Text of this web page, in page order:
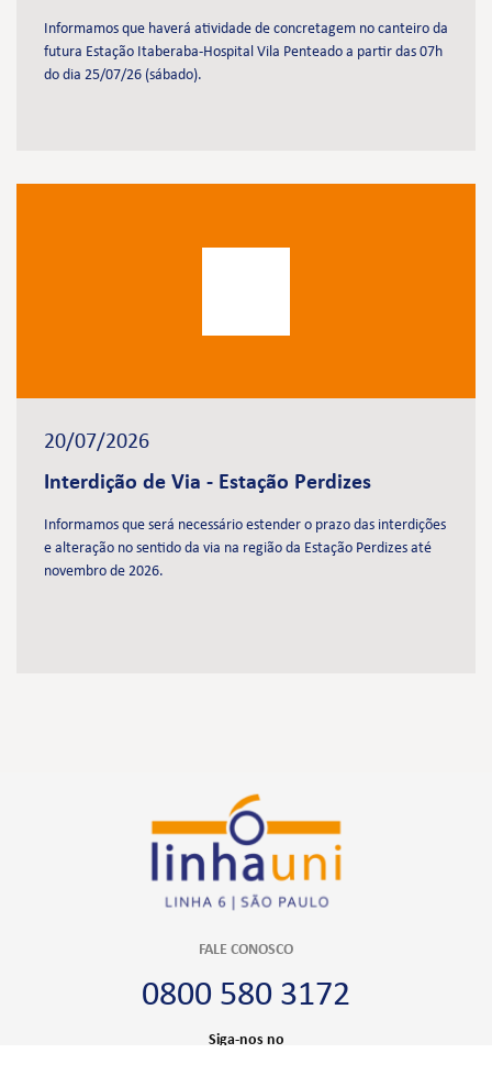
Informamos que haverá atividade de concretagem no canteiro da
futura Estação Itaberaba-Hospital Vila Penteado a partir das 07h
do dia 25/07/26 (sábado).
20/07/2026
Interdição de Via - Estação Perdizes
Informamos que será necessário estender o prazo das interdições
e alteração no sentido da via na região da Estação Perdizes até
novembro de 2026.
FALE CONOSCO
0800 580 3172
Siga-nos no